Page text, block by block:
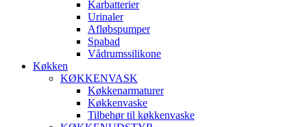
Karbatterier
Urinaler
Afløbspumper
Spabad
Vådrumssilikone
Køkken
KØKKENVASK
Køkkenarmaturer
Køkkenvaske
Tilbehør til køkkenvaske